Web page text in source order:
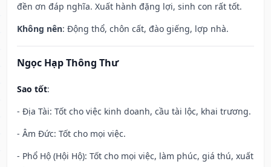
đền ơn đáp nghĩa. Xuất hành đặng lợi, sinh con rất tốt.
Không nên: Động thổ, chôn cất, đào giếng, lợp nhà.
Ngọc Hạp Thông Thư
Sao tốt:
- Địa Tài: Tốt cho việc kinh doanh, cầu tài lộc, khai trương.
- Âm Đức: Tốt cho mọi việc.
- Phổ Hộ (Hội Hộ): Tốt cho mọi việc, làm phúc, giá thú, xuất